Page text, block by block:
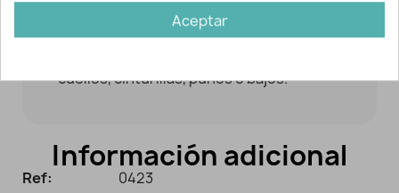
aportando un toque alegre y vistoso.
cuellos, cinturillas, puños o bajos.
Información adicional
Ref:
0423
Aceptar